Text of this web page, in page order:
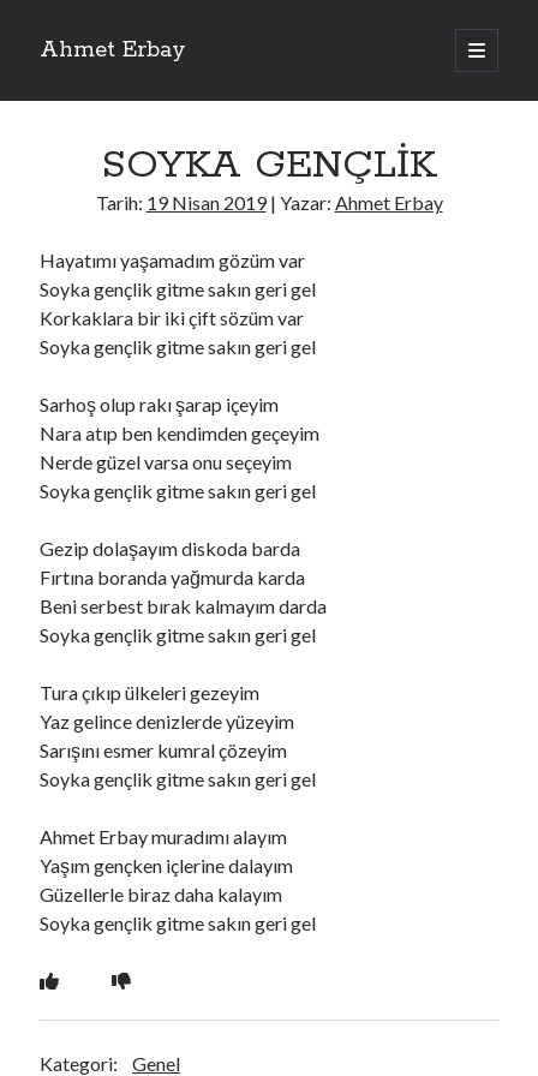
Ahmet Erbay
ana
menüyü
Yan
ELİF BENİ BIRAKMA
ÖLÜM GELSİN
DOĞRU YOLDAN ÇIKAMAM
Son Yorumlar
BAĞIŞLA ADINIiçindario72
BAĞIŞLA ADINIiçinold_betty6573
BAĞIŞLA ADINI içinfoodie22
BAĞIŞLA ADINIiçinZoe72
Ara
SOYKA GENÇLİK
Tarih: 19 Nisan 2019| Yazar: Ahmet Erbay
Hayatımı yaşamadım gözüm var
Soyka gençlik gitme sakın geri gel
Korkaklara bir iki çift sözüm var
Soyka gençlik gitme sakın geri gel
Sarhoş olup rakı şarap içeyim
Nara atıp ben kendimden geçeyim
Nerde güzel varsa onu seçeyim
Soyka gençlik gitme sakın geri gel
Gezip dolaşayım diskoda barda
Fırtına boranda yağmurda karda
Beni serbest bırak kalmayım darda
Soyka gençlik gitme sakın geri gel
Tura çıkıp ülkeleri gezeyim
Yaz gelince denizlerde yüzeyim
Sarışını esmer kumral çözeyim
Soyka gençlik gitme sakın geri gel
Ahmet Erbay muradımı alayım
Yaşım gençken içlerine dalayım
Güzellerle biraz daha kalayım
Soyka gençlik gitme sakın geri gel
Kategori: Genel